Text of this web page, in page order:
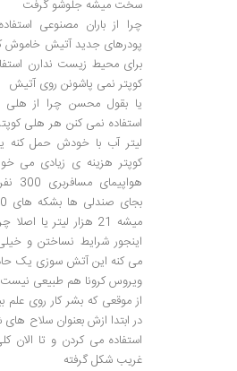
سخت میشه جلوشو گرفت
چرا از باران مصنوعی
پودرهای جدید آتیش
برای محیط زیست ندارن
کوپتر نمی پاشونن روی آتیش
یا بقول محسن چرا از هلی
لیتر آب با خودش حمل کنه
کوپتر هزینه ی زیادی می
میشه 21 هزار لیتر یا
اینجور شرایط نساختن و
می کنه این آتش سوزی یک
ویروس کرونا هم طبیعی نیست
از موقعی که بشر کار روی علم
در ابتدا ازش بعنوان سلاح
استفاده می کردن و تا الان
غریب شکل گرفته